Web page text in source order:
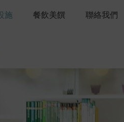
施 餐飲美饌 聯絡我們